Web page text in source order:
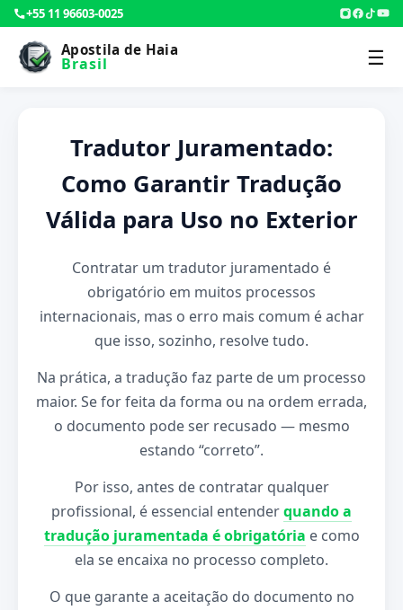
+55 11 96603-0025
Apostila de Haia
Brasil ☰
Tradutor Juramentado:
Como Garantir Tradução
Válida para Uso no Exterior
Contratar um tradutor juramentado é
obrigatório em muitos processos
internacionais, mas o erro mais comum é achar
que isso, sozinho, resolve tudo.
Na prática, a tradução faz parte de um processo
maior. Se for feita da forma ou na ordem errada,
o documento pode ser recusado — mesmo
estando “correto”.
Por isso, antes de contratar qualquer
profissional, é essencial entenderquando a
tradução juramentada é obrigatória e como
ela se encaixa no processo completo.
O que garante a aceitação do documento no